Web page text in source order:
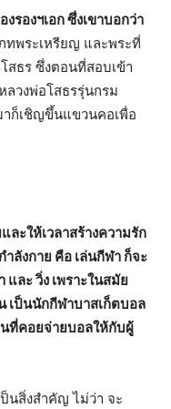
รองฯเอก ซึ่งเขาบอกว่า
ทพระเหรียญ และพระที่
ธร ซึ่งตอนที่สอบเข้า
ลวงพ่อโสธรรุ่นกรม
ก็เชิญขึ้นแขวนคอเพื่อ
ละให้เวลาสร้างความรัก
ลังกาย คือ เล่นกีฬา ก็จะ
ละ วิ่ง เพราะในสมัย
เป็นนักกีฬาบาสเก็ตบอล
ที่คอยจ่ายบอลให้กับผู้
นสิ่งสำคัญ ไม่ว่า จะ